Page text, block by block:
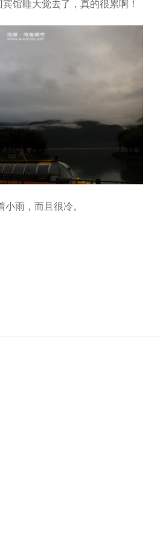
馆睡大觉去了，真的很累啊！
小雨，而且很冷。